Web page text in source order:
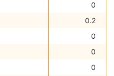
0
0.2
0
0
0